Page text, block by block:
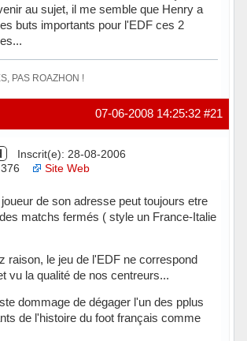
au sujet, il me semble que Henry a
buts importants pour l'EDF ces 2
PAS ROAZHON !
#21
07-06-2008 14:25:32
Inscrit(e): 28-08-2006
Site Web
de son adresse peut toujours etre
matchs fermés ( style un France-Italie
raison, le jeu de l'EDF ne correspond
vu la qualité de nos centreurs...
dommage de dégager l'un des pplus
de l'histoire du foot français comme